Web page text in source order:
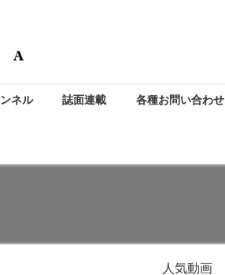
ネル 誌面連載 各種お問い合わせ
人気動画